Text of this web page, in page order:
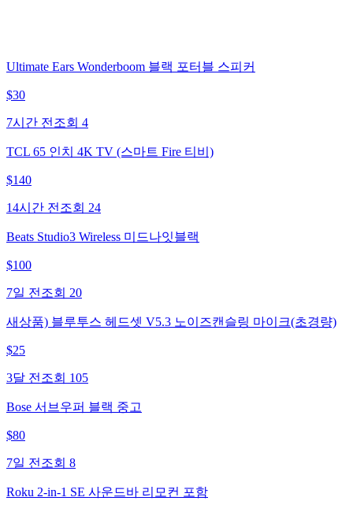
Ultimate Ears Wonderboom 블랙 포터블 스피커
$30
7시간 전 조회 4
TCL 65 인치 4K TV (스마트 Fire 티비)
$140
14시간 전 조회 24
Beats Studio3 Wireless 미드나잇블랙
$100
7일 전 조회 20
새상품) 블루투스 헤드셋 V5.3 노이즈캔슬링 마이크(초경량)
$25
3달 전 조회 105
Bose 서브우퍼 블랙 중고
$80
7일 전 조회 8
Roku 2-in-1 SE 사운드바 리모컨 포함